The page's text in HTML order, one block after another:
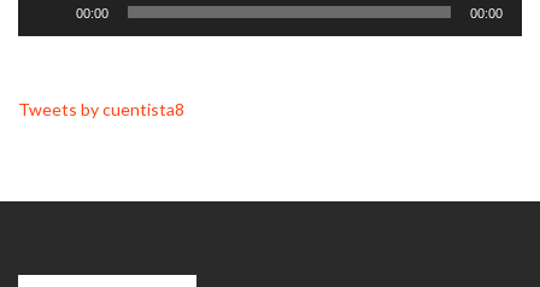
00:00 00:00
Tweets by cuentista8